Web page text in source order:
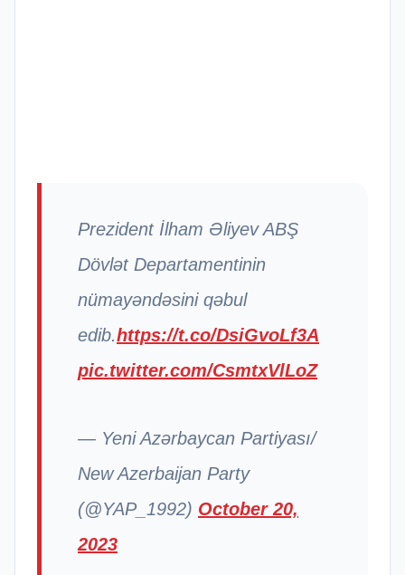
Prezident İlham Əliyev ABŞ
Dövlət Departamentinin
nümayəndəsini qəbul
edib.https://t.co/DsiGvoLf3A
pic.twitter.com/CsmtxVlLoZ
— Yeni Azərbaycan Partiyası/
New Azerbaijan Party
(@YAP_1992) October 20,
2023